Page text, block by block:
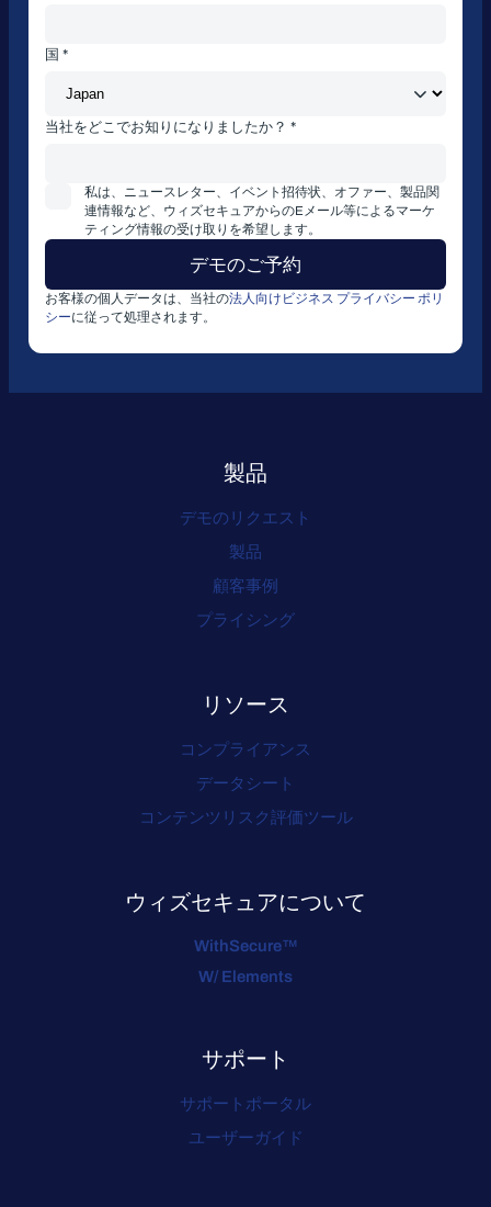
国 *
当社をどこでお知りになりましたか？ *
私は、ニュースレター、イベント招待状、オファー、製品関
連情報など、ウィズセキュアからのEメール等によるマーケ
ティング情報の受け取りを希望します。
お客様の個人データは、当社の法人向けビジネス プライバシー ポリ
シーに従って処理されます。
製品
デモのリクエスト
製品
顧客事例
プライシング
リソース
コンプライアンス
データシート
コンテンツリスク評価ツール
ウィズセキュアについて
WithSecure™
W/ Elements
サポート
サポートポータル
ユーザーガイド